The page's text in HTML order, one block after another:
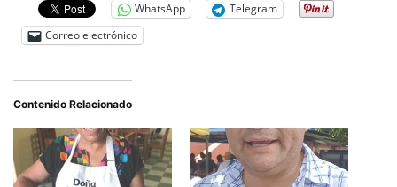
WhatsApp
Telegram
Correo electrónico
Contenido Relacionado